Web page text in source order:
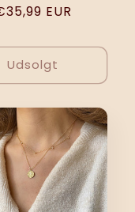
EUR
Udsolgt